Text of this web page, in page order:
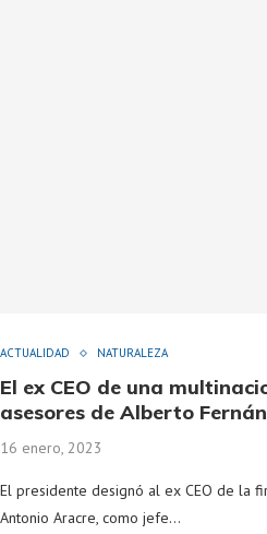
ACTUALIDAD NATURALEZA
El ex CEO de una
asesores de Alberto
16 enero, 2023
El presidente designó al ex CEO de la
Antonio Aracre, como jefe…